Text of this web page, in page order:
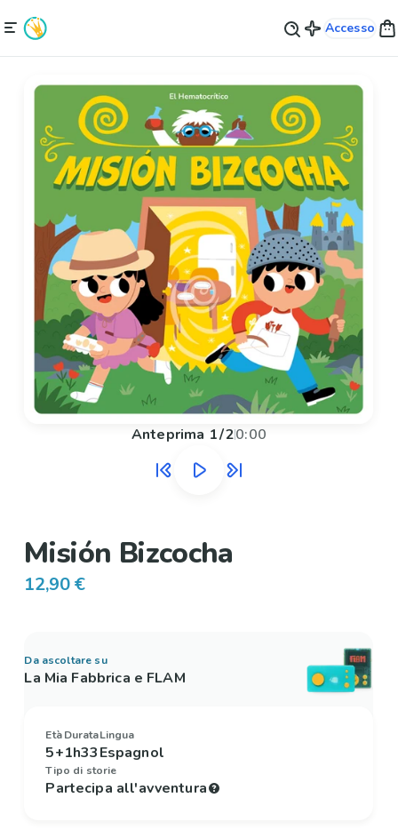
Accesso
Anteprima 1/20:00
Misión Bizcocha
12,90 €
Da ascoltare su
La Mia Fabbrica e FLAM
Età
5+
Durata
1h33
Lingua
Espagnol
Tipo di storie
Partecipa all'avventura